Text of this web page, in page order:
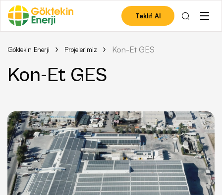
Teklif Al
Göktekin Enerji Projelerimiz Kon-Et GES
Kon-Et GES